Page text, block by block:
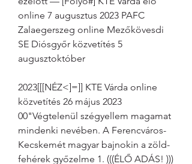
online 7 augusztus 2023 PAFC
Zalaegerszeg online Mezőkövesdi
SE Diósgyőr közvetítés 5
augusztoktóber
2023[[[NÉZ<]=]] KTE Várda online
közvetítés 26 május 2023
00"Végtelenül szégyellem magamat
mindenki nevében. A Ferencváros-
Kecskemét magyar bajnokin a zöld-
fehérek győzelme 1. (((ÉLŐ ADÁS! )))